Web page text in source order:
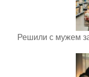
Решили с мужем